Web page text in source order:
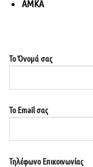
ΑΜΚΑ
Το Όνομά σας
Το Email σας
Τηλέφωνο Επικοινωνίας